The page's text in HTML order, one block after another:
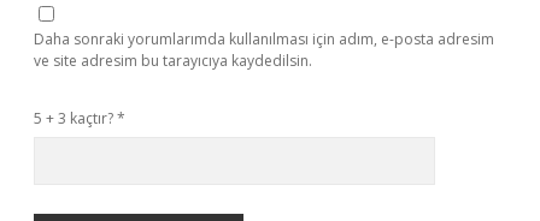
Daha sonraki yorumlarımda kullanılması için adım, e-posta adresim
ve site adresim bu tarayıcıya kaydedilsin.
5 + 3 kaçtır?*